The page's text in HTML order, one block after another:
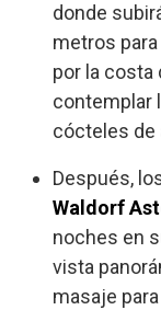
donde
metros
por la costa
contemplar
cócteles de
Después,
Waldorf
noches en
vista
masaje